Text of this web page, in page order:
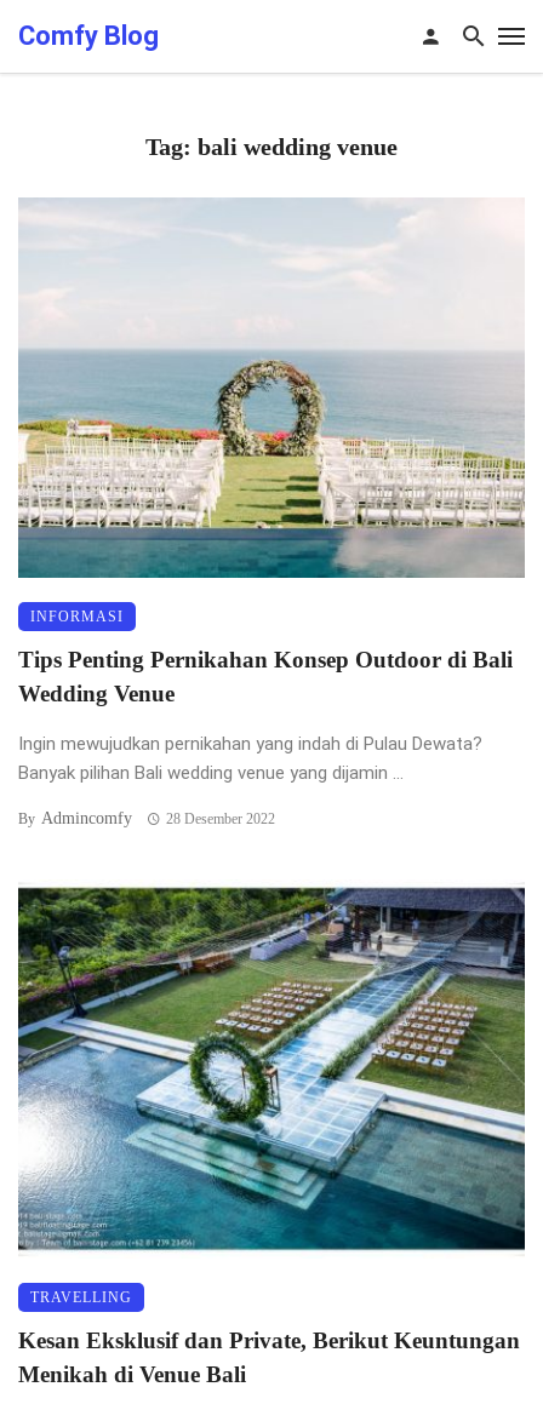
Comfy Blog
Tag: bali wedding venue
INFORMASI
Tips Penting Pernikahan Konsep Outdoor di Bali
Wedding Venue
Ingin mewujudkan pernikahan yang indah di Pulau Dewata?
Banyak pilihan Bali wedding venue yang dijamin ...
By Admincomfy 28 Desember 2022
TRAVELLING
Kesan Eksklusif dan Private, Berikut Keuntungan
Menikah di Venue Bali